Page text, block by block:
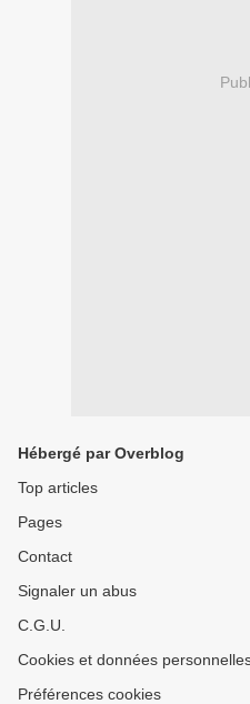
Hébergé par Overblog
Top articles
Pages
Contact
Signaler un abus
C.G.U.
Cookies et données
Préférences cookies